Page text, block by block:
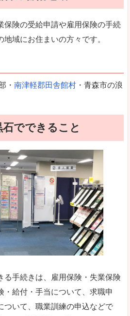
保険の受給申請や雇用保険の手続
域にお住まいの方々です。
・ 南津軽郡田舎館村 ・青森市の浪
でできること
る手続きは、雇用保険・失業保険
・給付・手当について、求職申
ついて、職業訓練の申込などで